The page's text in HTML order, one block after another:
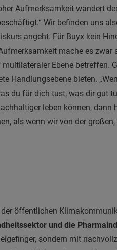
Aufmerksamkeit wandert
Wir befinden uns
angeht. Für Buyx kein
mache es zwar
Ebene betreffen.
Handlungsebene bieten.
du für dich tust, was dir gut
leben können, dann
als wenn wir von der
der öffentlichen
und die
sondern mit